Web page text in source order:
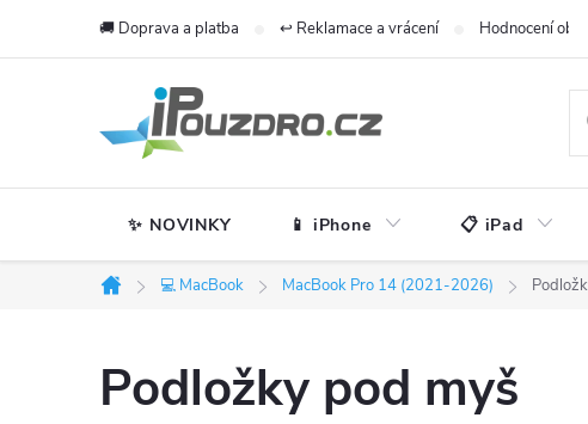
🚚 Doprava a platba ↩️ Reklamace a vrácení Hodnocení
✨ NOVINKY 📱 iPhone 📋 iPad
Domů
💻 MacBook MacBook Pro 14 (2021-2026)
Podložky pod myš